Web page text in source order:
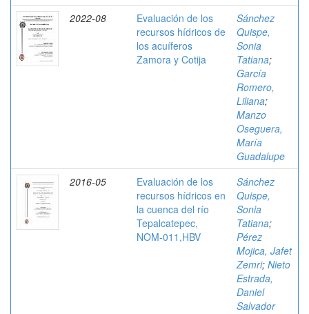
2022-08
Evaluación de los
recursos hídricos de
los acuíferos
Zamora y Cotija
Sánchez
Quispe,
Sonia
Tatiana;
García
Romero,
Liliana;
Manzo
Oseguera,
María
Guadalupe
2016-05
Evaluación de los
recursos hídricos en
la cuenca del río
Tepalcatepec,
NOM-011,HBV
Sánchez
Quispe,
Sonia
Tatiana;
Pérez
Mojica, Jafet
Zemri; Nieto
Estrada,
Daniel
Salvador